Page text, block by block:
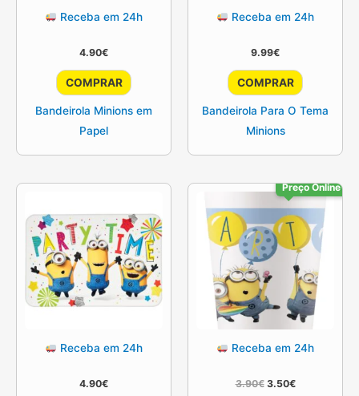
Receba em 24h
4.90€
COMPRAR
Bandeirola Minions em
Papel
Receba em 24h
9.99€
COMPRAR
Bandeirola Para O Tema
Minions
Receba em 24h
4.90€
Preço Online
Receba em 24h
3.90€ O
3.50€O